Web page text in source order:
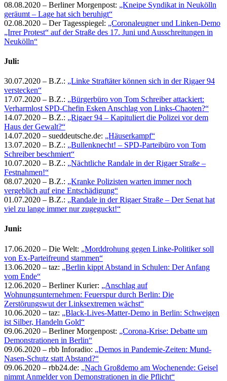
08.08.2020 – Berliner Morgenpost: „Kneipe Syndikat in Neukölln
geräumt – Lage hat sich beruhigt“
02.08.2020 – Der Tagesspiegel: „Coronaleugner und Linken-Demo
„Irrer Protest“ auf der Straße des 17. Juni und Ausschreitungen in
Neukölln“
Juli:
30.07.2020 – B.Z.: „Linke Straftäter können sich in der Rigaer 94
verstecken“
17.07.2020 – B.Z.: „Bürgerbüro von Tom Schreiber attackiert:
Verharmlost SPD-Chefin Esken Anschlag von Links-Chaoten?“
14.07.2020 – B.Z.: „Rigaer 94 – Kapituliert die Polizei vor dem
Haus der Gewalt?“
14.07.2020 – sueddeutsche.de: „Häuserkampf“
13.07.2020 – B.Z.: „Bullenknecht! – SPD-Parteibüro von Tom
Schreiber beschmiert“
10.07.2020 – B.Z.: „Nächtliche Randale in der Rigaer Straße –
Festnahmen!“
08.07.2020 – B.Z.: „Kranke Polizisten warten immer noch
vergeblich auf eine Entschädigung“
01.07.2020 – B.Z.: „Randale in der Rigaer Straße – Der Senat hat
viel zu lange immer nur zugeguckt!“
Juni:
17.06.2020 – Die Welt: „Morddrohung gegen Linke-Politiker soll
von Ex-Parteifreund stammen“
13.06.2020 – taz: „Berlin kippt Abstand in Schulen: Der Anfang
vom Ende“
12.06.2020 – Berliner Kurier: „Anschlag auf
Wohnungsunternehmen: Feuerspur durch Berlin: Die
Zerstörungswut der Linksextremen wächst“
10.06.2020 – taz: „Black-Lives-Matter-Demo in Berlin: Schweigen
ist Silber, Handeln Gold“
09.06.2020 – Berliner Morgenpost: „Corona-Krise: Debatte um
Demonstrationen in Berlin“
09.06.2020 – rbb Inforadio: „Demos in Pandemie-Zeiten: Mund-
Nasen-Schutz statt Abstand?“
09.06.2020 – rbb24.de: „Nach Großdemo am Wochenende: Geisel
nimmt Anmelder von Demonstrationen in die Pflicht“